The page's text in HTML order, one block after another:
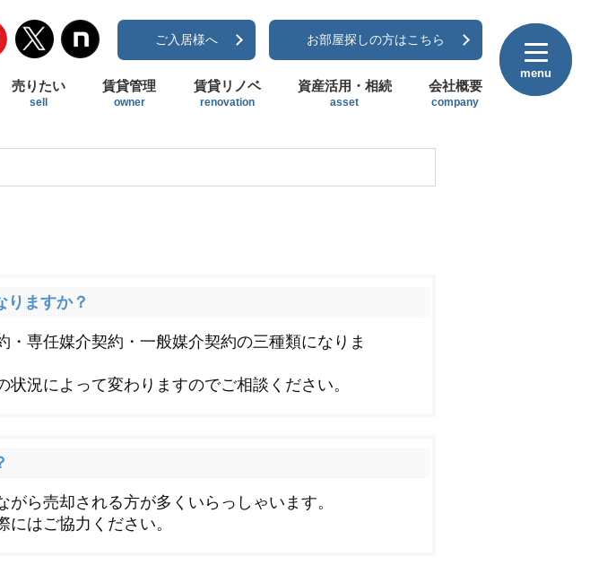
ご入居様へ お部屋探しの方はこちら
売りたい
sell
賃貸管理
owner
賃貸リノベ
renovation
資産活用・相続
asset
会社概要
company
menu
menu